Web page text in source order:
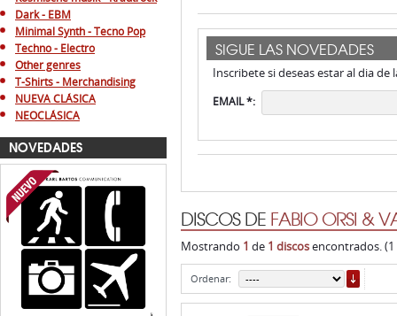
Dark - EBM
Minimal Synth - Tecno Pop
Techno - Electro
Other genres
T-Shirts - Merchandising
NUEVA CLÁSICA
NEOCLÁSICA
NOVEDADES
SIGUE LAS NOVEDADES
Inscribete si deseas estar al dia
EMAIL *:
DISCOS DE FABIO ORSI &
Mostrando 1 de 1 discosencontrados. (1
Ordenar: